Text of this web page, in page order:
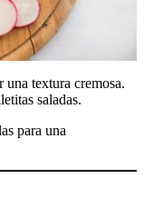
una textura cremosa.
saladas.
para una